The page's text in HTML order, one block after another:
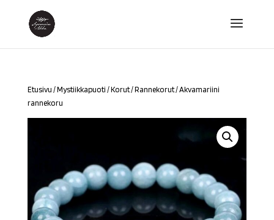
Etusivu /Mystiikkapuoti /Korut/Rannekorut/ Akvamariini
rannekoru